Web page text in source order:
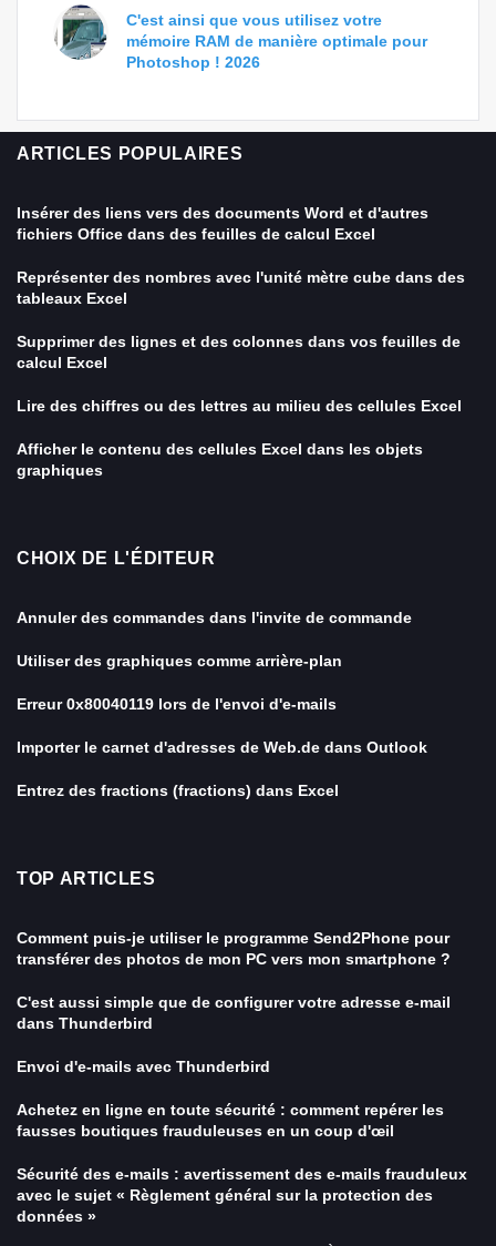
C'est ainsi que vous utilisez votre
mémoire RAM de manière optimale pour
Photoshop ! 2026
ARTICLES POPULAIRES
Insérer des liens vers des documents Word et d'autres
fichiers Office dans des feuilles de calcul Excel
Représenter des nombres avec l'unité mètre cube dans des
tableaux Excel
Supprimer des lignes et des colonnes dans vos feuilles de
calcul Excel
Lire des chiffres ou des lettres au milieu des cellules Excel
Afficher le contenu des cellules Excel dans les objets
graphiques
CHOIX DE L'ÉDITEUR
Annuler des commandes dans l'invite de commande
Utiliser des graphiques comme arrière-plan
Erreur 0x80040119 lors de l'envoi d'e-mails
Importer le carnet d'adresses de Web.de dans Outlook
Entrez des fractions (fractions) dans Excel
TOP ARTICLES
Comment puis-je utiliser le programme Send2Phone pour
transférer des photos de mon PC vers mon smartphone ?
C'est aussi simple que de configurer votre adresse e-mail
dans Thunderbird
Envoi d'e-mails avec Thunderbird
Achetez en ligne en toute sécurité : comment repérer les
fausses boutiques frauduleuses en un coup d'œil
Sécurité des e-mails : avertissement des e-mails frauduleux
avec le sujet « Règlement général sur la protection des
données »